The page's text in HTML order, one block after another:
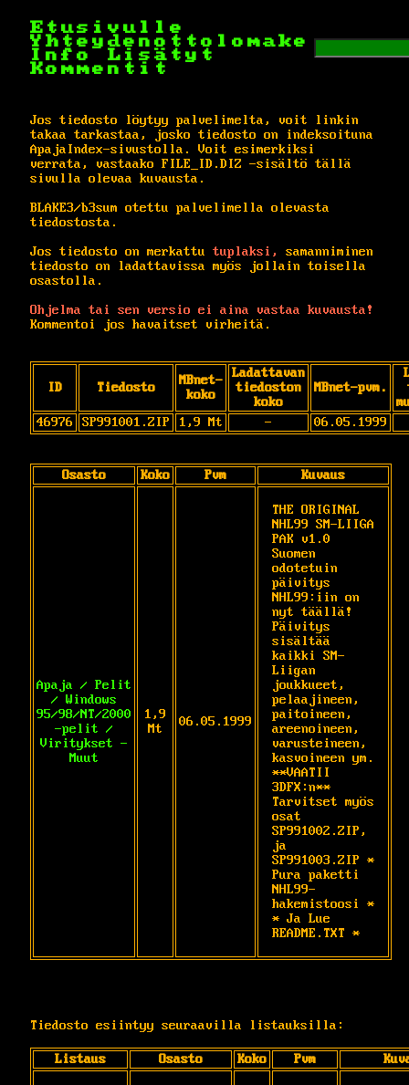
Etusivulle
Yhteydenottolomake
Info
Lisätyt
Kommentit
Jos tiedosto löytyy palvelimelta, voit linkin
takaa tarkastaa, josko tiedosto on indeksoituna
ApajaIndex-sivustolla. Voit esimerkiksi
verrata, vastaako FILE_ID.DIZ -sisältö tällä
sivulla olevaa kuvausta.
BLAKE3/b3sum otettu palvelimella olevasta
tiedostosta.
Jos tiedosto on merkattu tuplaksi,
samanniminen
tiedosto on ladattavissa myös jollain toisella
osastolla.
Ohjelma tai sen versio ei aina vastaa kuvausta!
Kommentoi jos havaitset virheitä.
ID Tiedosto
MBnet-
koko
Ladattavan
tiedoston
koko
MBnet-pvm.
46976
SP991001.ZIP 1,9 Mt - 06.05.1999
Osasto Koko Pvm Kuvaus
Apaja / Pelit
/ Windows
95/98/NT/2000
-pelit /
Viritykset -
Muut
1,9
Mt
06.05.1999
THE ORIGINAL
NHL99 SM-LIIGA
PAK v1.0
Suomen
odotetuin
päivitys
NHL99:iin on
nyt täällä!
Päivitys
sisältää
kaikki SM-
Liigan
joukkueet,
pelaajineen,
paitoineen,
areenoineen,
varusteineen,
kasvoineen ym.
**VAATII
3DFX:n**
Tarvitset myös
osat
SP991002.ZIP,
ja
SP991003.ZIP *
Pura paketti
NHL99-
hakemistoosi *
* Ja Lue
README.TXT *
Tiedosto esiintyy seuraavilla listauksilla:
Listaus Osasto Koko Pvm